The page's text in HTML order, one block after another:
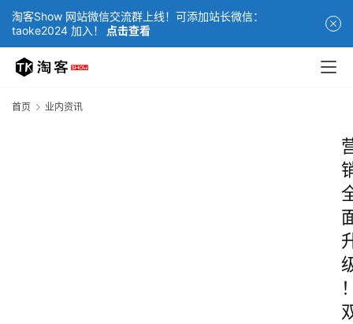
淘客Show 网站微信交流群上线！可添加站长微信：
taoke2024 加入！
点击查看
首页 业内资讯